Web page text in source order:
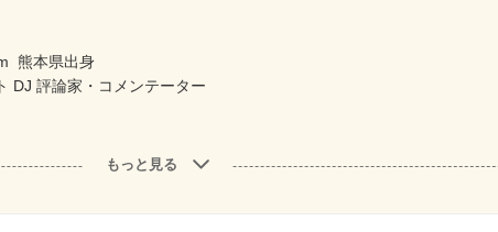
熊本県出身
DJ 評論家・コメンテーター
もっと見る